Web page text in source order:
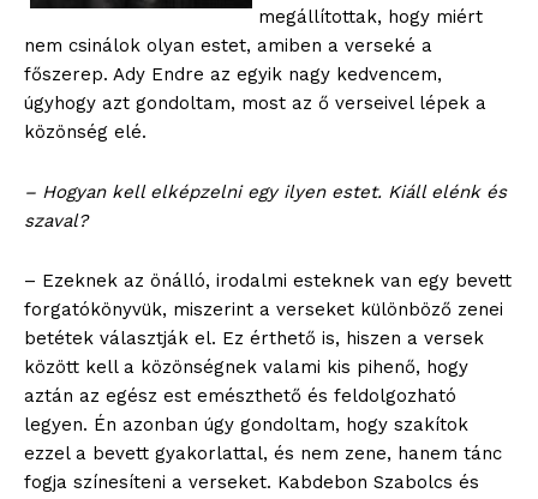
megállítottak, hogy miért
nem csinálok olyan estet, amiben a verseké a
főszerep. Ady Endre az egyik nagy kedvencem,
úgyhogy azt gondoltam, most az ő verseivel lépek a
közönség elé.
– Hogyan kell elképzelni egy ilyen estet. Kiáll elénk és
szaval?
– Ezeknek az önálló, irodalmi esteknek van egy bevett
forgatókönyvük, miszerint a verseket különböző zenei
betétek választják el. Ez érthető is, hiszen a versek
között kell a közönségnek valami kis pihenő, hogy
aztán az egész est emészthető és feldolgozható
legyen. Én azonban úgy gondoltam, hogy szakítok
ezzel a bevett gyakorlattal, és nem zene, hanem tánc
fogja színesíteni a verseket. Kabdebon Szabolcs és